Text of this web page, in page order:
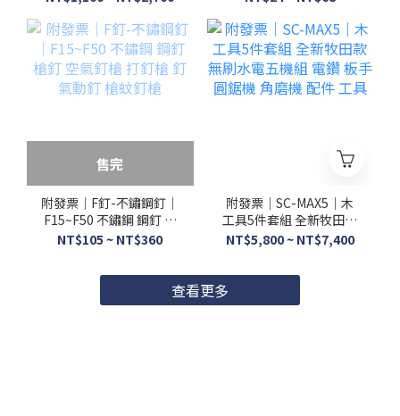
售完
附發票｜F釘-不鏽鋼釘｜
F15~F50 不鏽鋼 鋼釘 槍
釘 空氣釘槍 打釘槍 釘氣
NT$105 ~ NT$360
附發票｜SC-MAX5｜木
工具5件套組 全新牧田款
無刷水電五機組 電鑽 板
手 圓鋸機 角磨機 配件 工
NT$5,800 ~ NT$7,400
查看更多